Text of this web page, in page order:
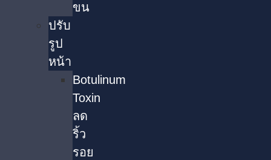
ขน
ปรับ
รูป
หน้า
Botulinum
Toxin
ลด
ริ้ว
รอย